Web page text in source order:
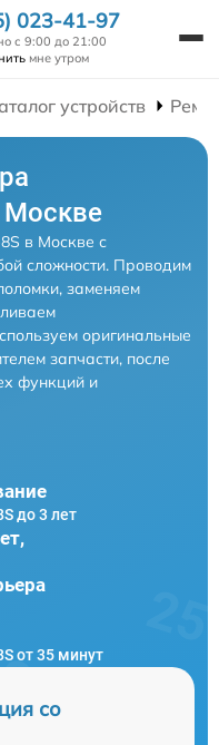
023-41-97
с 9:00 до 21:00
мне утром
устройств
Москве
в Москве с
сложности. Проводим
заменяем
оригинальные
запчасти, после
функций и
до 3 лет
от 35 минут
со